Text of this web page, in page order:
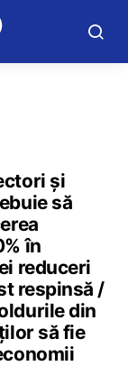
și
să
în
reduceri
respinsă /
din
să fie